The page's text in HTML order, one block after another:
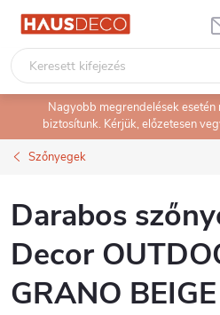
Ugrás
tartalomhoz
Nagyobb megrendelések
biztosítunk. Kérjük, előzetesen
Szőnyegek
Darabos
Decor
GRANO BEIGE